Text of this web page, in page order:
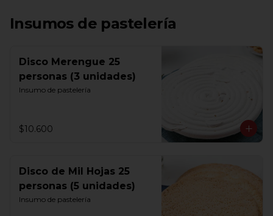
Insumos de pastelería
Disco Merengue 25
personas (3 unidades)
Insumo de pastelería
$10.600
Disco de Mil Hojas 25
personas (5 unidades)
Insumo de pastelería